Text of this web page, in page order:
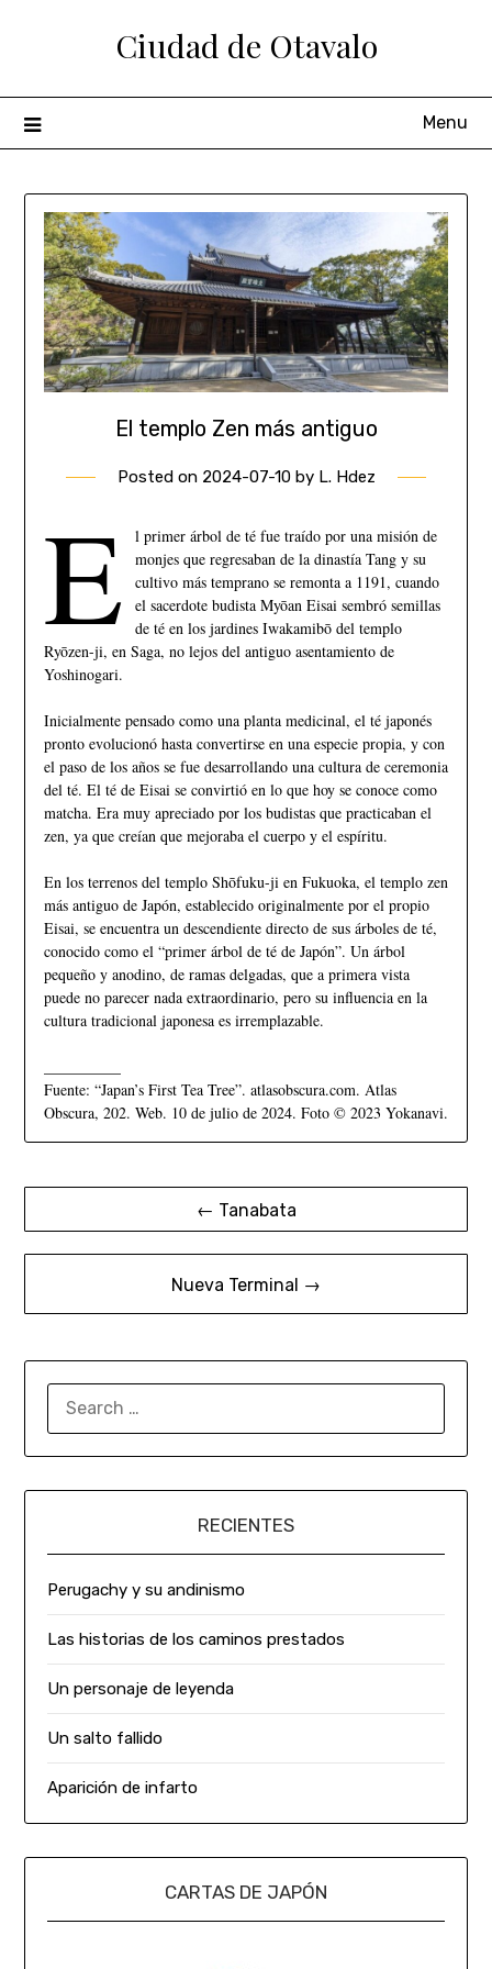
Ciudad de Otavalo
Menu
El templo Zen más antiguo
Posted on 2024-07-10by L. Hdez
E
l primer árbol de té fue traído por una misión de
monjes que regresaban de la dinastía Tang y su
cultivo más temprano se remonta a 1191, cuando
el sacerdote budista Myōan Eisai sembró semillas
de té en los jardines Iwakamibō del templo
Ryōzen-ji, en Saga, no lejos del antiguo asentamiento de
Yoshinogari.
Inicialmente pensado como una planta medicinal, el té japonés
pronto evolucionó hasta convertirse en una especie propia, y con
el paso de los años se fue desarrollando una cultura de ceremonia
del té. El té de Eisai se convirtió en lo que hoy se conoce como
matcha. Era muy apreciado por los budistas que practicaban el
zen, ya que creían que mejoraba el cuerpo y el espíritu.
En los terrenos del templo Shōfuku-ji en Fukuoka, el templo zen
más antiguo de Japón, establecido originalmente por el propio
Eisai, se encuentra un descendiente directo de sus árboles de té,
conocido como el “primer árbol de té de Japón”. Un árbol
pequeño y anodino, de ramas delgadas, que a primera vista
puede no parecer nada extraordinario, pero su influencia en la
cultura tradicional japonesa es irremplazable.
Fuente: “Japan’s First Tea Tree”. atlasobscura.com. Atlas
Obscura, 202. Web. 10 de julio de 2024. Foto © 2023 Yokanavi.
← Tanabata
Nueva Terminal →
RECIENTES
Perugachy y su andinismo
Las historias de los caminos prestados
Un personaje de leyenda
Un salto fallido
Aparición de infarto
CARTAS DE JAPÓN